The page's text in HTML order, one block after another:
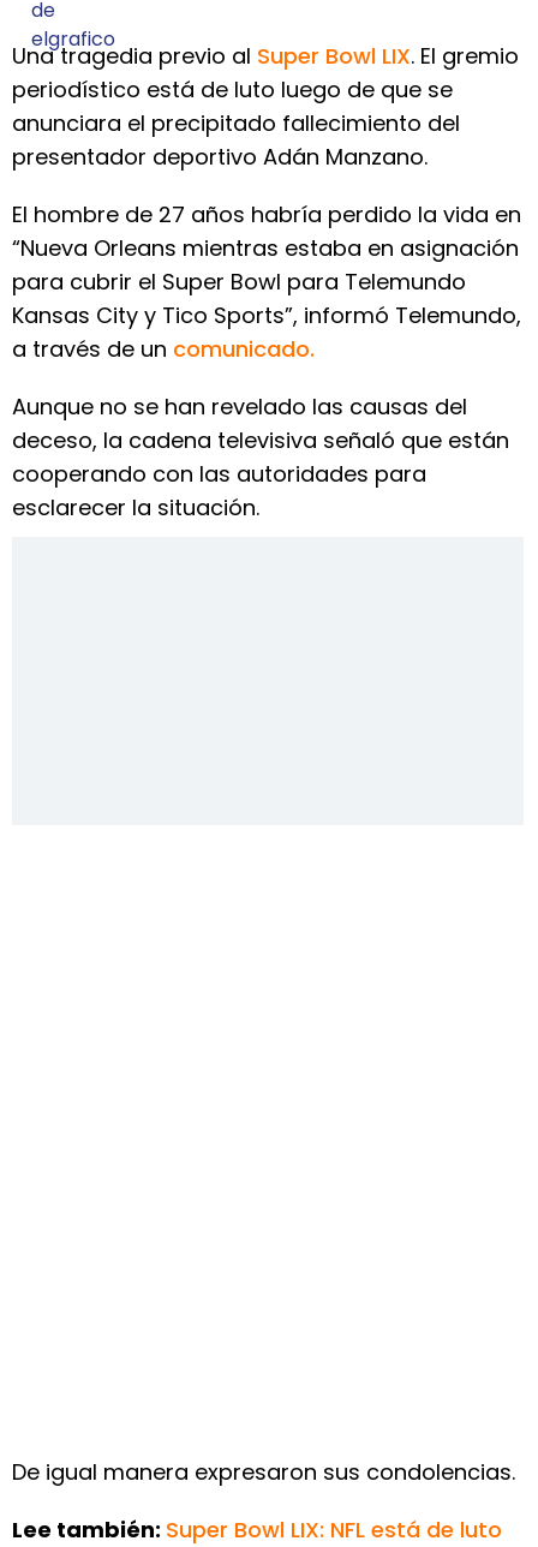
Una tragedia previo al Super Bowl LIX. El gremio
periodístico está de luto luego de que se
anunciara el precipitado fallecimiento del
presentador deportivo Adán Manzano.
El hombre de 27 años habría perdido la vida en
“Nueva Orleans mientras estaba en asignación
para cubrir el Super Bowl para Telemundo
Kansas City y Tico Sports”, informó Telemundo,
a través de un comunicado.
Aunque no se han revelado las causas del
deceso, la cadena televisiva señaló que están
cooperando con las autoridades para
esclarecer la situación.
De igual manera expresaron sus condolencias.
Lee también: Super Bowl LIX: NFL está de luto